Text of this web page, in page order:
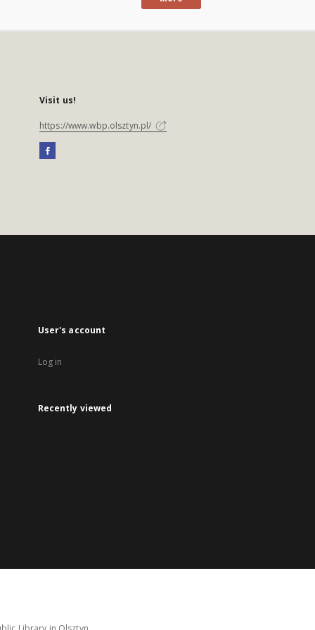
Visit us!
https://www.wbp.olsztyn.pl/
User's account
Log in
Recently viewed